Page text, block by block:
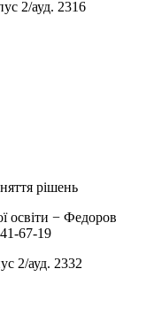
2/ауд. 2316
рішень
освіти − Федоров
67-19
2/ауд. 2332